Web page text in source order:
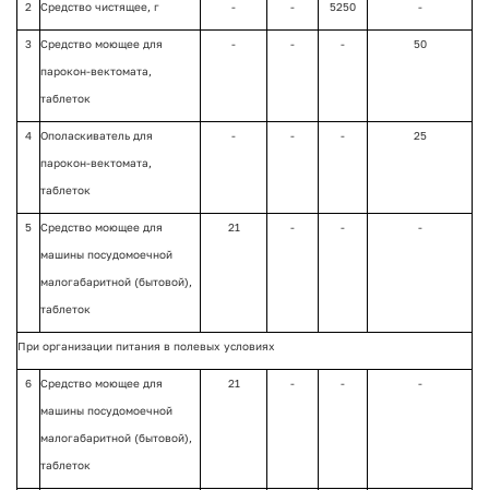
2 Средство чистящее, г - - 5250 -
3 Средство моющее для
парокон-вектомата,
таблеток
- - - 50
4 Ополаскиватель для
парокон-вектомата,
таблеток
- - - 25
5 Средство моющее для
машины посудомоечной
малогабаритной (бытовой),
таблеток
21 - - -
При организации питания в полевых условиях
6 Средство моющее для
машины посудомоечной
малогабаритной (бытовой),
таблеток
21 - - -